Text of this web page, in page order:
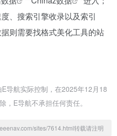
、搜索引擎收录以及索引
则需要找格式美化工具的站
导航实际控制，在2025年12月18
E导航不承担任何责任。
sites/7614.html转载请注明